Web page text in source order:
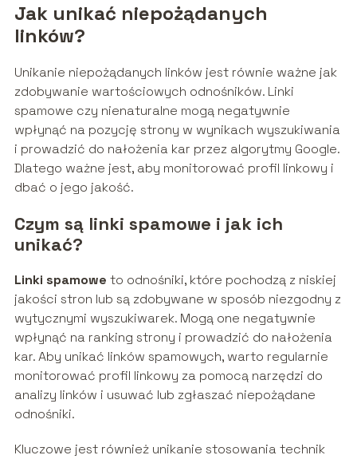
Jak unikać niepożądanych
linków?
Unikanie niepożądanych linków jest równie ważne jak
zdobywanie wartościowych odnośników. Linki
spamowe czy nienaturalne mogą negatywnie
wpłynąć na pozycję strony w wynikach wyszukiwania
i prowadzić do nałożenia kar przez algorytmy Google.
Dlatego ważne jest, aby monitorować profil linkowy i
dbać o jego jakość.
Czym są linki spamowe i jak ich
unikać?
Linki spamowe to odnośniki, które pochodzą z niskiej
jakości stron lub są zdobywane w sposób niezgodny z
wytycznymi wyszukiwarek. Mogą one negatywnie
wpłynąć na ranking strony i prowadzić do nałożenia
kar. Aby unikać linków spamowych, warto regularnie
monitorować profil linkowy za pomocą narzędzi do
analizy linków i usuwać lub zgłaszać niepożądane
odnośniki.
Kluczowe jest również unikanie stosowania technik